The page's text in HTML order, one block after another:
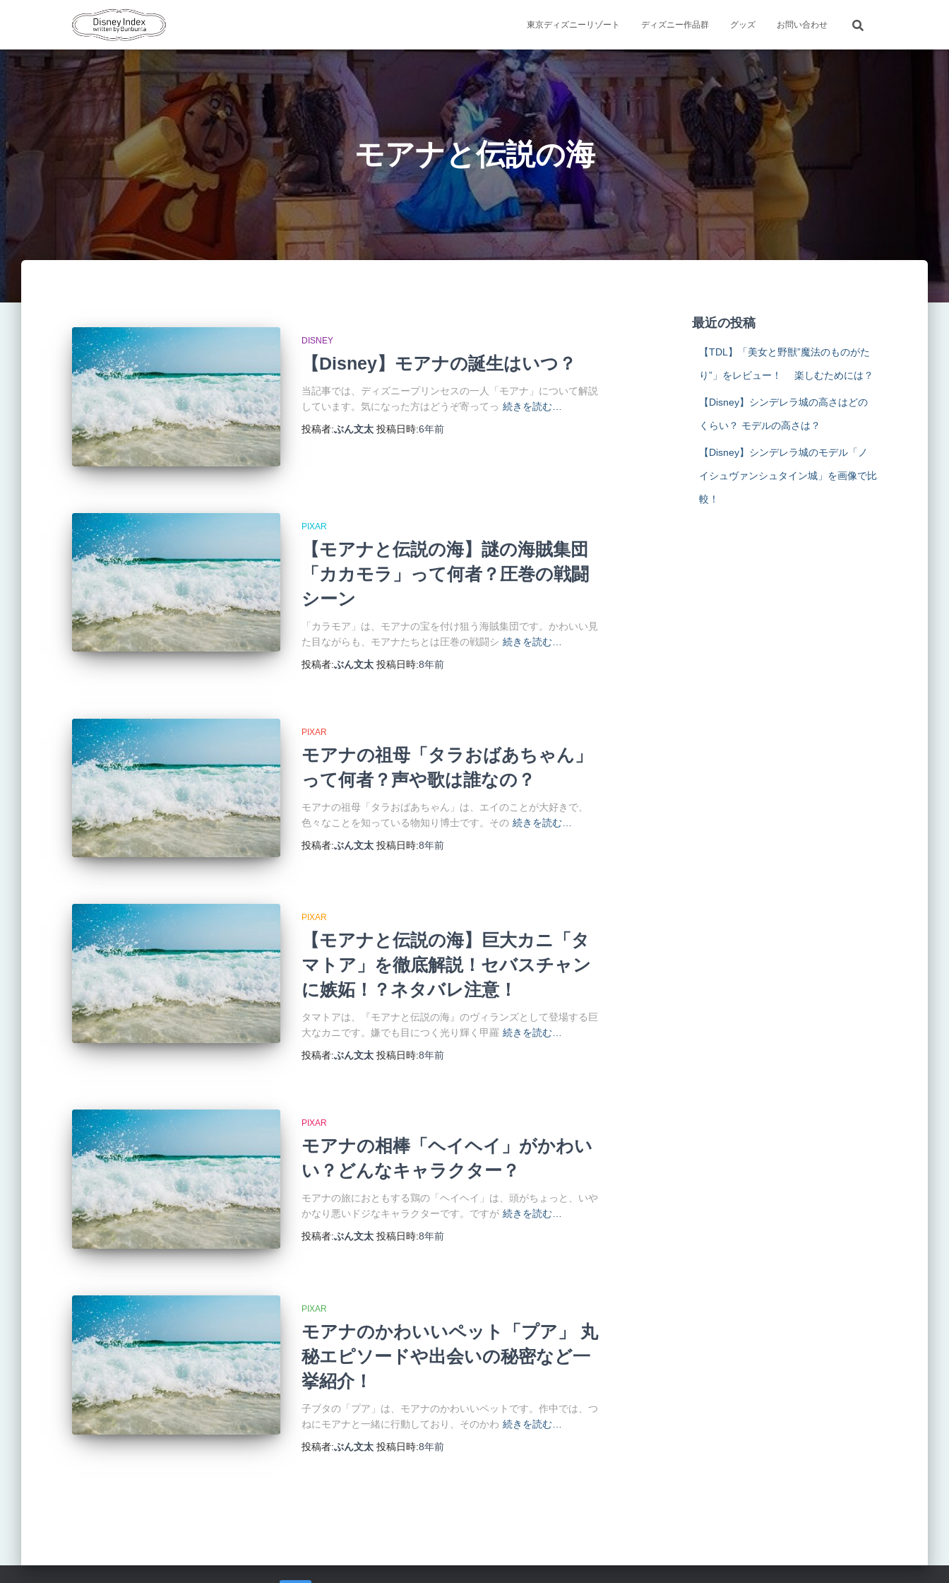
東京ディズニーリゾート ディズニー作品群 グッズ お問い合わせ
モアナと伝説の海
DISNEY
【Disney】モアナの誕生はいつ？
当記事では、ディズニープリンセスの一人「モアナ」について解説
しています。気になった方はどうぞ寄ってっ 続きを読む…
投稿者:ぶん文太 投稿日時:6年前
PIXAR
【モアナと伝説の海】謎の海賊集団
「カカモラ」って何者？圧巻の戦闘
シーン
「カラモア」は、モアナの宝を付け狙う海賊集団です。かわいい見
た目ながらも、モアナたちとは圧巻の戦闘シ 続きを読む…
投稿者:ぶん文太 投稿日時:8年前
PIXAR
モアナの祖母「タラおばあちゃん」
って何者？声や歌は誰なの？
モアナの祖母「タラおばあちゃん」は、エイのことが大好きで、
色々なことを知っている物知り博士です。その 続きを読む…
投稿者:ぶん文太 投稿日時:8年前
PIXAR
【モアナと伝説の海】巨大カニ「タ
マトア」を徹底解説！セバスチャン
に嫉妬！？ネタバレ注意！
タマトアは、『モアナと伝説の海』のヴィランズとして登場する巨
大なカニです。嫌でも目につく光り輝く甲羅 続きを読む…
投稿者:ぶん文太 投稿日時:8年前
PIXAR
モアナの相棒「ヘイヘイ」がかわい
い？どんなキャラクター？
モアナの旅におともする鶏の「ヘイヘイ」は、頭がちょっと、いや
かなり悪いドジなキャラクターです。ですが 続きを読む…
投稿者:ぶん文太 投稿日時:8年前
PIXAR
モアナのかわいいペット「プア」 丸
秘エピソードや出会いの秘密など一
挙紹介！
子ブタの「プア」は、モアナのかわいいペットです。作中では、つ
ねにモアナと一緒に行動しており、そのかわ 続きを読む…
投稿者:ぶん文太 投稿日時:8年前
最近の投稿
【TDL】「美女と野獣”魔法のものがた
り”」をレビュー！ 楽しむためには？
【Disney】シンデレラ城の高さはどの
くらい？ モデルの高さは？
【Disney】シンデレラ城のモデル「ノ
イシュヴァンシュタイン城」を画像で比
較！